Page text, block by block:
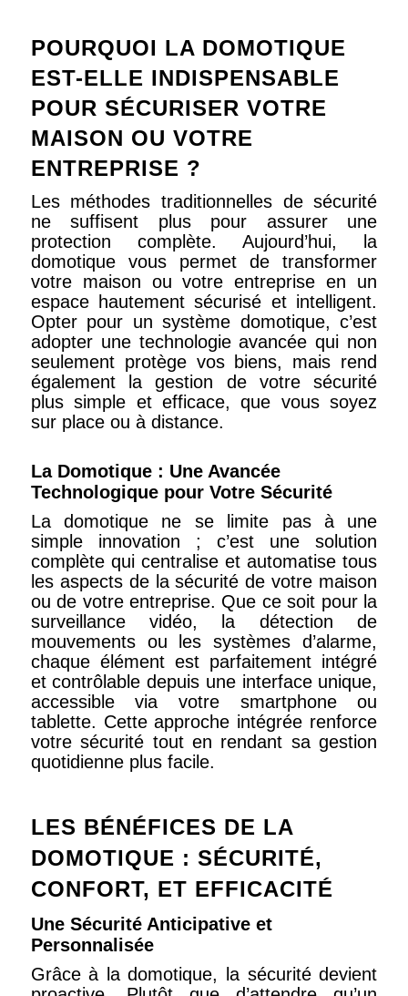
POURQUOI LA DOMOTIQUE
EST-ELLE INDISPENSABLE
POUR SÉCURISER VOTRE
MAISON OU VOTRE
ENTREPRISE ?
Les méthodes traditionnelles de sécurité
ne suffisent plus pour assurer une
protection complète. Aujourd’hui, la
domotique vous permet de transformer
votre maison ou votre entreprise en un
espace hautement sécurisé et intelligent.
Opter pour un système domotique, c’est
adopter une technologie avancée qui non
seulement protège vos biens, mais rend
également la gestion de votre sécurité
plus simple et efficace, que vous soyez
sur place ou à distance.
La Domotique : Une Avancée
Technologique pour Votre Sécurité
La domotique ne se limite pas à une
simple innovation ; c’est une solution
complète qui centralise et automatise tous
les aspects de la sécurité de votre maison
ou de votre entreprise. Que ce soit pour la
surveillance vidéo, la détection de
mouvements ou les systèmes d’alarme,
chaque élément est parfaitement intégré
et contrôlable depuis une interface unique,
accessible via votre smartphone ou
tablette. Cette approche intégrée renforce
votre sécurité tout en rendant sa gestion
quotidienne plus facile.
LES BÉNÉFICES DE LA
DOMOTIQUE : SÉCURITÉ,
CONFORT, ET EFFICACITÉ
Une Sécurité Anticipative et
Personnalisée
Grâce à la domotique, la sécurité devient